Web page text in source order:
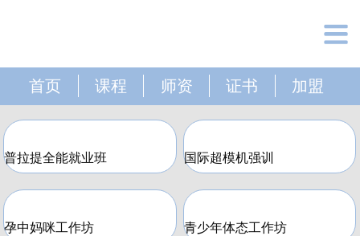
首页 课程 师资 证书 加盟
普拉提全能就业班 国际超模机强训
孕中妈咪工作坊 青少年体态工作坊